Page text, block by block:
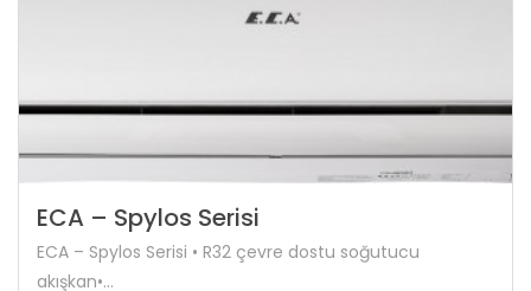
ECA – Spylos Serisi
ECA – Spylos Serisi • R32 çevre dostu soğutucu
akışkan•...